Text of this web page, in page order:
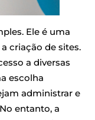
Ele é uma
criação de sites.
a diversas
escolha
administrar e
entanto, a